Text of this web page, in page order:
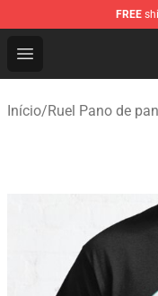
FREE
Open menu
Ruel Store -
Início/Ruel Pano de